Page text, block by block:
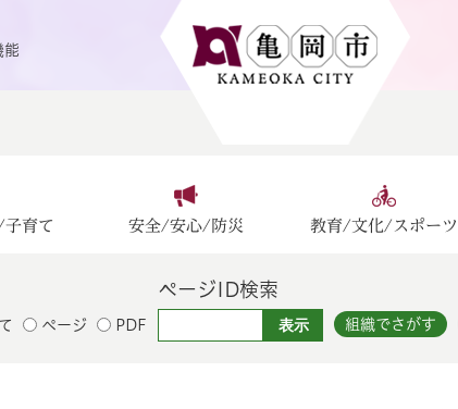
能
育て 安全/安心/防災 教育/文化/スポーツ
ページ PDF
ページID検索
組織でさがす